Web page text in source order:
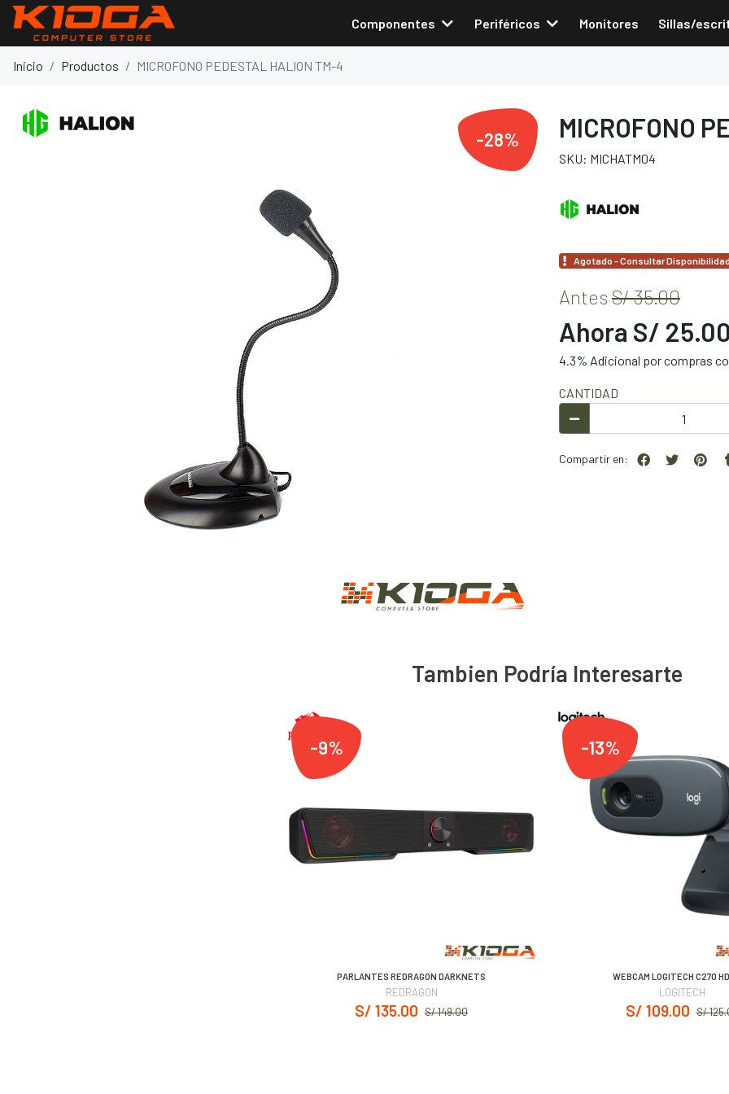
Componentes Periféricos Monitores Sillas/
Inicio Productos MICROFONO PEDESTAL HALION TM-4
-28% MICROFONO
SKU: MICHATM04
Agotado - Consultar Disponibilidad
Antes S/ 35.00
Ahora S/ 25.00
4.3% Adicional por compras
CANTIDAD
Compartir en:
Tambien Podría Interesarte
-9%
PARLANTES REDRAGON DARKNETS
REDRAGON
S/ 149.00
S/ 135.00
-13%
WEBCAM LOGITECH C270
LOGITECH
S/
S/ 109.00